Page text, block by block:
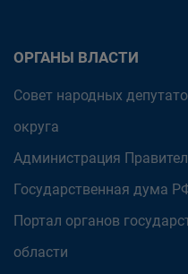
ОРГАНЫ ВЛАСТИ
Совет народных
округа
Администрация
Государственная дума
Портал органов
области